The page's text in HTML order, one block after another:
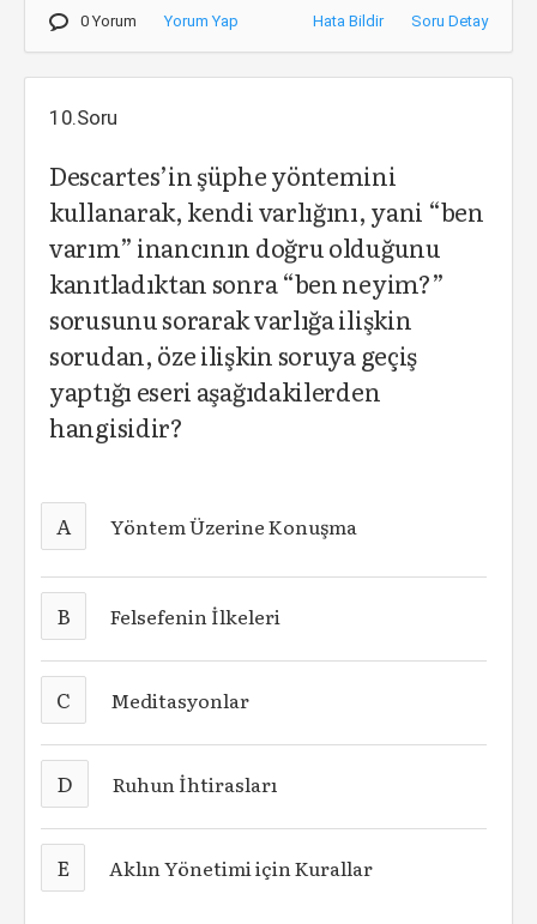
0 Yorum Yorum Yap Hata Bildir Soru Detay
10.Soru
Descartes’in şüphe yöntemini
kullanarak, kendi varlığını, yani “ben
varım” inancının doğru olduğunu
kanıtladıktan sonra “ben neyim?”
sorusunu sorarak varlığa ilişkin
sorudan, öze ilişkin soruya geçiş
yaptığı eseri aşağıdakilerden
hangisidir?
A Yöntem Üzerine Konuşma
B Felsefenin İlkeleri
C Meditasyonlar
D Ruhun İhtirasları
E Aklın Yönetimi için Kurallar